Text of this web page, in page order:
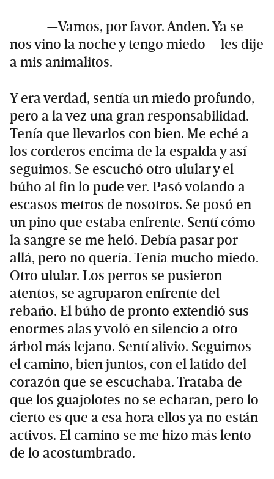
—Vamos, por favor. Anden. Ya se
nos vino la noche y tengo miedo —les dije
a mis animalitos.
Y era verdad, sentía un miedo profundo,
pero a la vez una gran responsabilidad.
Tenía que llevarlos con bien. Me eché a
los corderos encima de la espalda y así
seguimos. Se escuchó otro ulular y el
búho al fin lo pude ver. Pasó volando a
escasos metros de nosotros. Se posó en
un pino que estaba enfrente. Sentí cómo
la sangre se me heló. Debía pasar por
allá, pero no quería. Tenía mucho miedo.
Otro ulular. Los perros se pusieron
atentos, se agruparon enfrente del
rebaño. El búho de pronto extendió sus
enormes alas y voló en silencio a otro
árbol más lejano. Sentí alivio. Seguimos
el camino, bien juntos, con el latido del
corazón que se escuchaba. Trataba de
que los guajolotes no se echaran, pero lo
cierto es que a esa hora ellos ya no están
activos. El camino se me hizo más lento
de lo acostumbrado.